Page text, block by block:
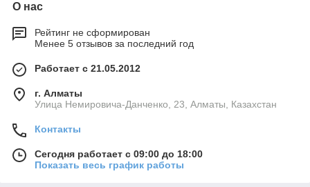
О нас
Рейтинг не сформирован
Менее 5 отзывов за последний год
Работает с 21.05.2012
г. Алматы
Улица Немировича-Данченко, 23, Алматы, Казахстан
Контакты
Сегодня работает с 09:00 до 18:00
Показать весь график работы